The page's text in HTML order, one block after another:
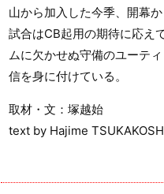
山から加入した今季、開幕
試合はCB起用の期待に応え
ムに欠かせぬ守備のユーテ
信を身に付けている。
取材・文：塚越始
text by Hajime